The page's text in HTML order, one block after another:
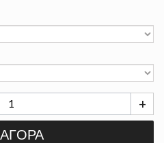
+
ΑΓΟΡΆ